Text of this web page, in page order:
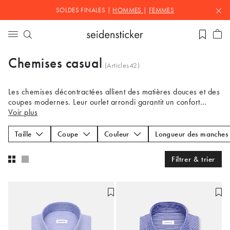
SOLDES FINALES | HOMMES FEMMES
Chemises casual (Articles42)
Les chemises décontractées allient des matières douces et des
coupes modernes. Leur ourlet arrondi garantit un confort
optimal, même portées par-dessus un pantalon.
Voir plus
Taille Coupe Couleur Longueur des manches
Filtrer & trier